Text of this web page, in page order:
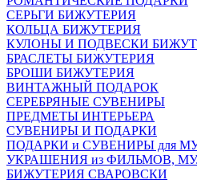
СЕРЬГИ БИЖУТЕРИЯ
КОЛЬЦА БИЖУТЕРИЯ
КУЛОНЫ И ПОДВЕСКИ
БРАСЛЕТЫ БИЖУТЕРИЯ
БРОШИ БИЖУТЕРИЯ
ВИНТАЖНЫЙ ПОДАРОК
СЕРЕБРЯНЫЕ СУВЕНИРЫ
ПРЕДМЕТЫ ИНТЕРЬЕРА
СУВЕНИРЫ И ПОДАРКИ
ПОДАРКИ и СУВЕНИРЫ для
УКРАШЕНИЯ из ФИЛЬМОВ,
БИЖУТЕРИЯ СВАРОВСКИ